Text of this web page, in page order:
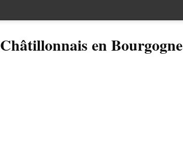
Châtillonnais en Bourgogne